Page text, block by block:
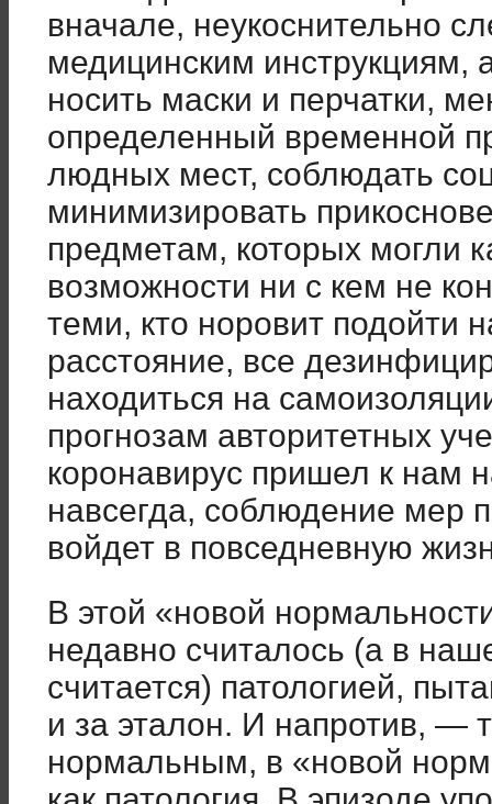
вначале, неукоснительно
медицинским инструкциям,
носить маски и перчатки,
определенный временной
людных мест, соблюдать
минимизировать
предметам, которых могли
возможности ни с кем не
теми, кто норовит подойти
расстояние, все
находиться на
прогнозам авторитетных
коронавирус пришел к нам
навсегда, соблюдение мер
войдет в повседневную
В этой «новой
недавно считалось (а в
считается) патологией,
и за эталон. И напротив, —
нормальным, в «новой